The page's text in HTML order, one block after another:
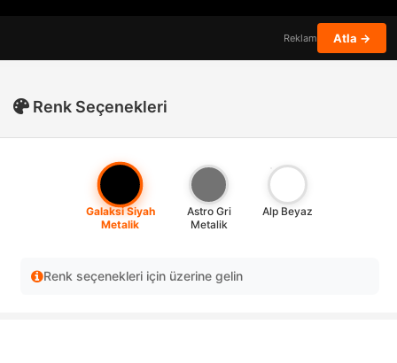
Reklam Atla →
Renk Seçenekleri
Galaksi Siyah
Metalik
Astro Gri
Metalik
Alp Beyaz
Renk seçenekleri için üzerine gelin